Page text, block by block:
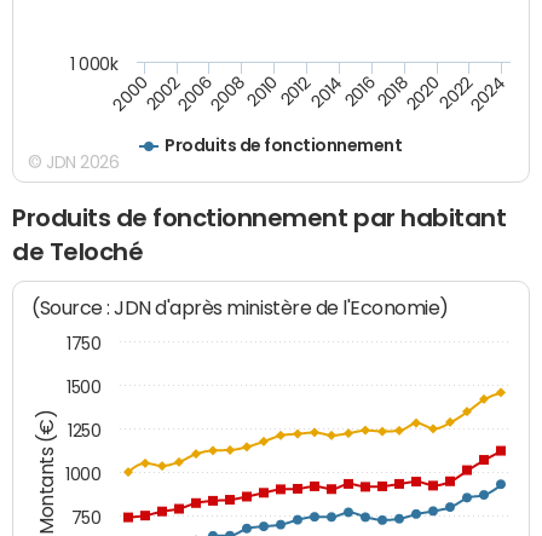
Produits de fonctionnement
200020022006200820102012201420162018202020222024
1 000k
© JDN 2026
Produits de fonctionnement par habitant
de Teloché
Montants (€)
(Source : JDN d'après ministère de l'Economie)
750
1000
1250
1500
1750